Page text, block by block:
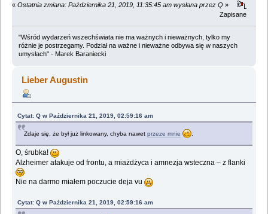
« Ostatnia zmiana: Października 21, 2019, 11:35:45 am wysłana przez Q »
Zapisane
"Wśród wydarzeń wszechświata nie ma ważnych i nieważnych, tylko my
różnie je postrzegamy. Podział na ważne i nieważne odbywa się w naszych
umysłach" - Marek Baraniecki
Lieber Augustin
Cytat: Q w Października 21, 2019, 02:59:16 am
Zdaje się, że był już linkowany, chyba nawetprzeze mnie
O, śrubka!
Alzheimer atakuje od frontu, a miażdżyca i amnezja wsteczna – z flanki
Nie na darmo miałem poczucie deja vu
Cytat: Q w Października 21, 2019, 02:59:16 am